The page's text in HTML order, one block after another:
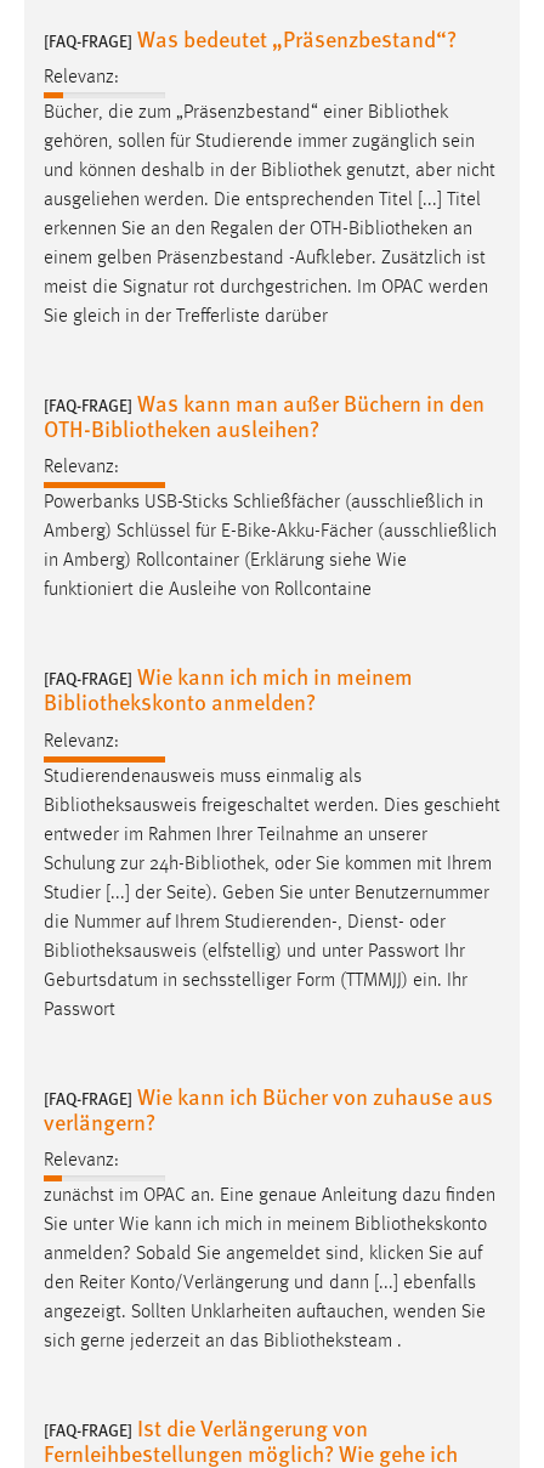
[FAQ-FRAGE] Was bedeutet „Präsenzbestand“?
Relevanz:
Bücher, die zum „Präsenzbestand“ einer Bibliothek
gehören, sollen für Studierende immer zugänglich sein
und können deshalb in der Bibliothek genutzt, aber nicht
ausgeliehen werden. Die entsprechenden Titel [...] Titel
erkennen Sie an den Regalen der OTH-Bibliotheken an
einem gelben Präsenzbestand -Aufkleber. Zusätzlich ist
meist die Signatur rot durchgestrichen. Im OPAC werden
Sie gleich in der Trefferliste darüber
[FAQ-FRAGE] Was kann man außer Büchern in den
OTH-Bibliotheken ausleihen?
Relevanz:
Powerbanks USB-Sticks Schließfächer (ausschließlich in
Amberg) Schlüssel für E-Bike-Akku-Fächer (ausschließlich
in Amberg) Rollcontainer (Erklärung siehe Wie
funktioniert die Ausleihe von Rollcontaine
[FAQ-FRAGE] Wie kann ich mich in meinem
Bibliothekskonto anmelden?
Relevanz:
Studierendenausweis muss einmalig als
Bibliotheksausweis freigeschaltet werden. Dies geschieht
entweder im Rahmen Ihrer Teilnahme an unserer
Schulung zur 24h-Bibliothek, oder Sie kommen mit Ihrem
Studier [...] der Seite). Geben Sie unter Benutzernummer
die Nummer auf Ihrem Studierenden-, Dienst- oder
Bibliotheksausweis (elfstellig) und unter Passwort Ihr
Geburtsdatum in sechsstelliger Form (TTMMJJ) ein. Ihr
Passwort
[FAQ-FRAGE] Wie kann ich Bücher von zuhause aus
verlängern?
Relevanz:
zunächst im OPAC an. Eine genaue Anleitung dazu finden
Sie unter Wie kann ich mich in meinem Bibliothekskonto
anmelden? Sobald Sie angemeldet sind, klicken Sie auf
den Reiter Konto/Verlängerung und dann [...] ebenfalls
angezeigt. Sollten Unklarheiten auftauchen, wenden Sie
sich gerne jederzeit an das Bibliotheksteam .
[FAQ-FRAGE] Ist die Verlängerung von
Fernleihbestellungen möglich? Wie gehe ich
STATISTIK
Statistik Cookies erfassen Informationen anonym.
Diese Informationen helfen uns zu verstehen, wie
unsere Besucher unsere Website nutzen.
Matomo
Name:
_pk_ref, _pk_cvar, _pk_id, _pk_ses
Cookie Laufzeit:
MARKETING
Marketing Cookies werden von Drittanbietern
hinweg verfolgen.
Google Ads
Name:
_gcl_au
Google Ireland Limited
Zweck:
Conversion-Tracking
3 Monate
Facebook Pixel
Name:
_fbp
Anbieter:
Zweck:
Conversion-Tracking
Cookie Laufzeit: